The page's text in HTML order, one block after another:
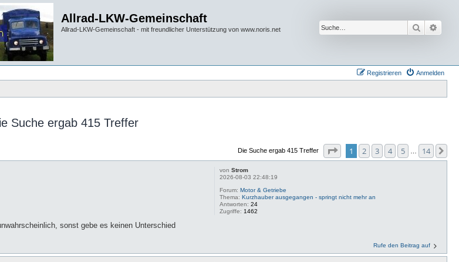
Allrad-LKW-Gemeinschaft
Allrad-LKW-Gemeinschaft - mit freundlicher Unterstützung von www.noris.net Suche
Anmelden
Registrieren
Suche ergab 415 Treffer
Die Suche ergab 415 Treffer Seite von14
1 2 3 4 5 14
vonStrom
2026-08-03 22:48:19
Forum:Motor & Getriebe
Thema:Kurzhauber ausgegangen - springt nicht mehr an
Antworten:24
Zugriffe: 1462
sonst gebe es keinen Unterschied
Rufe den Beitrag auf